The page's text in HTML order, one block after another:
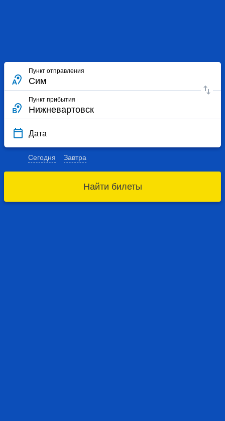
Пункт отправления
Пункт прибытия
Дата
Сегодня Завтра
Найти билеты